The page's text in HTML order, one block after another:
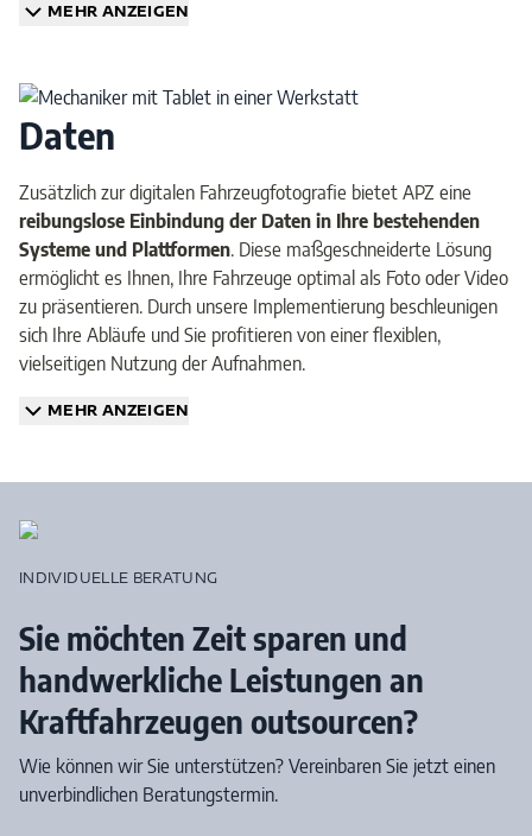
MEHR ANZEIGEN
Daten
Zusätzlich zur digitalen Fahrzeugfotografie bietet APZ eine
reibungslose Einbindung der Daten in Ihre bestehenden
Systeme und Plattformen. Diese maßgeschneiderte Lösung
ermöglicht es Ihnen, Ihre Fahrzeuge optimal als Foto oder Video
zu präsentieren. Durch unsere Implementierung beschleunigen
sich Ihre Abläufe und Sie profitieren von einer flexiblen,
vielseitigen Nutzung der Aufnahmen.
MEHR ANZEIGEN
INDIVIDUELLE BERATUNG
Sie möchten Zeit sparen und
handwerkliche Leistungen an
Kraftfahrzeugen outsourcen?
Wie können wir Sie unterstützen? Vereinbaren Sie jetzt einen
unverbindlichen Beratungstermin.